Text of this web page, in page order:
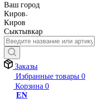
Ваш город
Киров
Киров
Сыктывкар
Заказы
Избранные товары 0
Корзина 0
EN